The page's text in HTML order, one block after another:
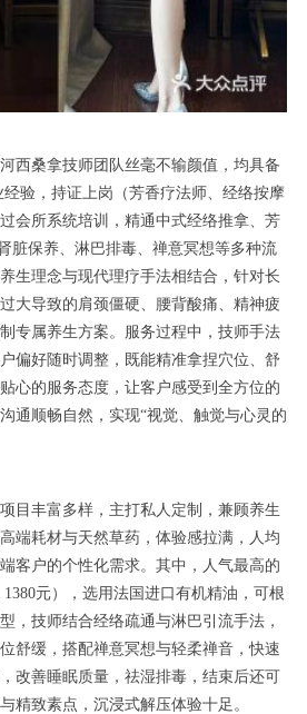
桑拿技师团队丝毫不输颜值，均具备
经验，持证上岗（芳香疗法师、经络按摩
会所系统培训，精通中式经络推拿、芳
脏保养、淋巴排毒、禅意冥想等多种流
生理念与现代理疗手法相结合，针对长
大导致的肩颈僵硬、腰背酸痛、精神疲
专属养生方案。服务过程中，技师手法
偏好随时调整，既能精准拿捏穴位、舒
心的服务态度，让客户感受到全方位的
通顺畅自然，实现“视觉、触觉与心灵的
丰富多样，主打私人定制，兼顾养生
端耗材与天然草药，体验感拉满，人均
客户的个性化需求。其中，人气最高的
元），选用法国进口有机精油，可根
，技师结合经络疏通与淋巴引流手法，
舒缓，搭配禅意冥想与轻柔禅音，快速
改善睡眠质量，祛湿排毒，结束后还可
精致素点，沉浸式解压体验十足。